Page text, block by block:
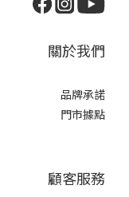
關於我們
品牌承諾
門市據點
顧客服務